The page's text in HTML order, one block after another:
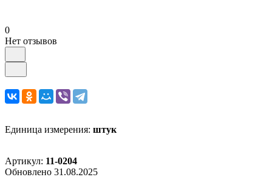
0
Нет отзывов
Единица измерения: штук
Артикул: 11-0204
Обновлено 31.08.2025